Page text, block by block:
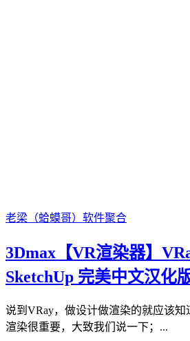
老梁（蛤蟆哥） 软件聚合
3Dmax【VR渲染器】
SketchUp 完美中文汉化
说到VRay，做设计做渲染的就应该
渲染很重要，大致我们说一下；...